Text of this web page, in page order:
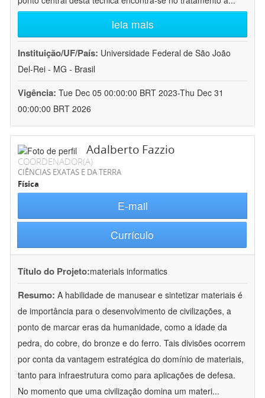
leia mais
Instituição/UF/País: Universidade Federal de São João
Del-Rei - MG - Brasil
Vigência: Tue Dec 05 00:00:00 BRT 2023-Thu Dec 31
00:00:00 BRT 2026
Adalberto Fazzio
COORDENADOR(A)
CIÊNCIAS EXATAS E DA TERRA
Física
E-mail
Currículo
Título do Projeto:materials informatics
Resumo: A habilidade de manusear e sintetizar materiais é
de importância para o desenvolvimento de civilizações, a
ponto de marcar eras da humanidade, como a idade da
pedra, do cobre, do bronze e do ferro. Tais divisões ocorrem
por conta da vantagem estratégica do domínio de materiais,
tanto para infraestrutura como para aplicações de defesa.
No momento que uma civilização domina um materi...